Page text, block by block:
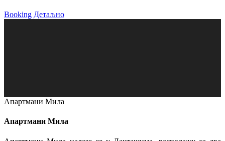
Booking Детаљно
Апартмани Мила
Апартмани Мила